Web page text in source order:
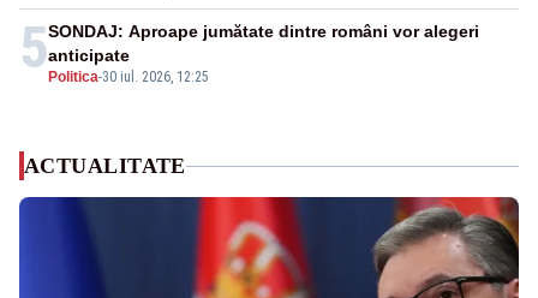
5 Politica-30 iul. 2026, 12:25
SONDAJ: Aproape jumătate dintre români vor alegeri
anticipate
ACTUALITATE